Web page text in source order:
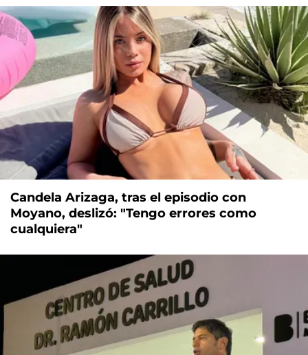
Candela Arizaga, tras el episodio con
Moyano, deslizó: "Tengo errores como
cualquiera"